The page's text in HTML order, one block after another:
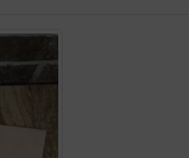
" und "Vor-Button"